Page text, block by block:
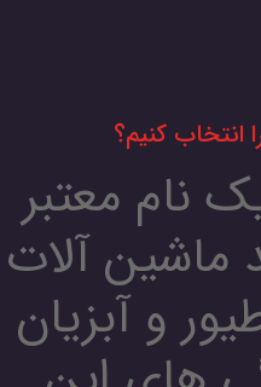
انتخاب کنیم؟
نام معتبر
ماشین آلات
و آبزیان